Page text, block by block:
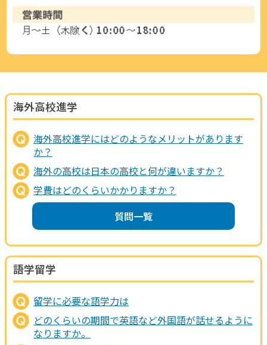
海外高校進学
海外高校進学にはどのようなメリットがあります
か？
海外の高校は日本の高校と何が違いますか？
学費はどのくらいかかりますか？
質問一覧
語学留学
留学に必要な語学力は
どのくらいの期間で英語など外国語が話せるように
なりますか。